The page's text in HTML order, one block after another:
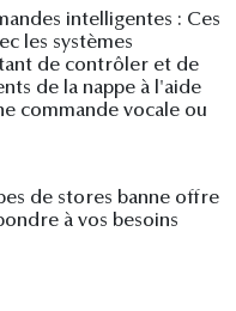
intelligentes : Ces
les systèmes
de contrôler et de
de la nappe à l'aide
commande vocale ou
de stores banne offre
à vos besoins